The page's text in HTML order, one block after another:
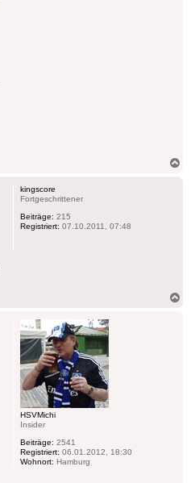
kingscore
Fortgeschrittener
Beiträge: 215
Registriert: 07.10.2011, 07:48
HSVMichi
Insider
Beiträge: 2541
Registriert: 06.01.2012, 18:30
Wohnort: Hamburg